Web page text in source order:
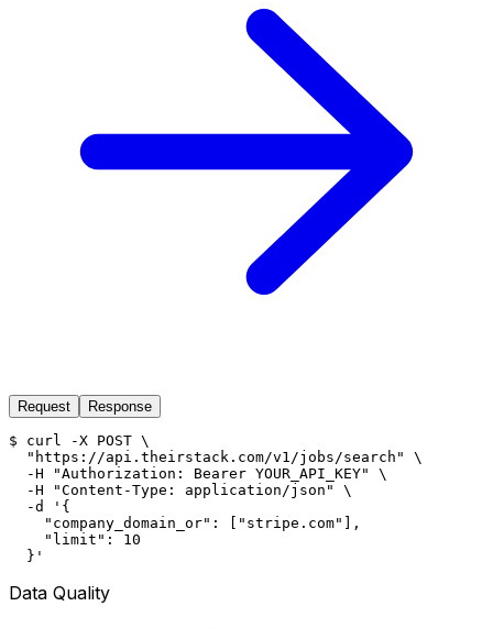
Request Response
$ curl -X POST \
  "https://api.theirstack.com/v1/jobs/search" \
  -H "Authorization: Bearer YOUR_API_KEY" \
  -H "Content-Type: application/json" \
  -d '{
    "company_domain_or": ["stripe.com"],
    "limit": 10
  }'
Data Quality